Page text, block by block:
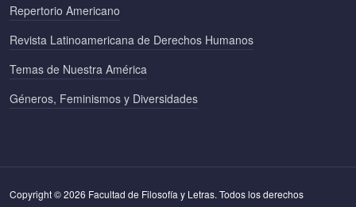
Repertorio Americano
Revista Latinoamericana de Derechos Humanos
Temas de Nuestra América
Géneros, Feminismos y Diversidades
Copyright © 2026 Facultad de Filosofía y Letras. Todos los derechos